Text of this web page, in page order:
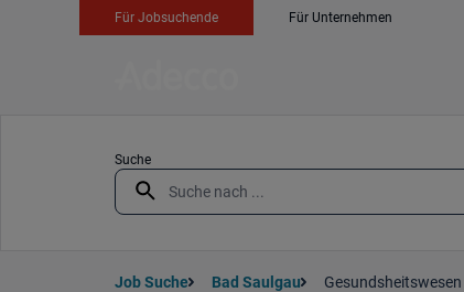
Für Jobsuchende Für Unternehmen
Suche
Job Suche Bad Saulgau Gesundsheitswesen